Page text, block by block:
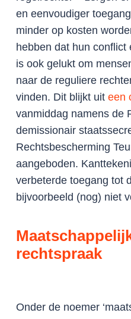
en eenvoudiger
minder op kosten
hebben dat hun
is ook gelukt om
naar de reguliere
vinden. Dit blijkt uit een
vanmiddag namens de
demissionair
Rechtsbescherming
aangeboden.
verbeterde toegang tot
bijvoorbeeld (nog) niet
rechtspraak
Onder de noemer